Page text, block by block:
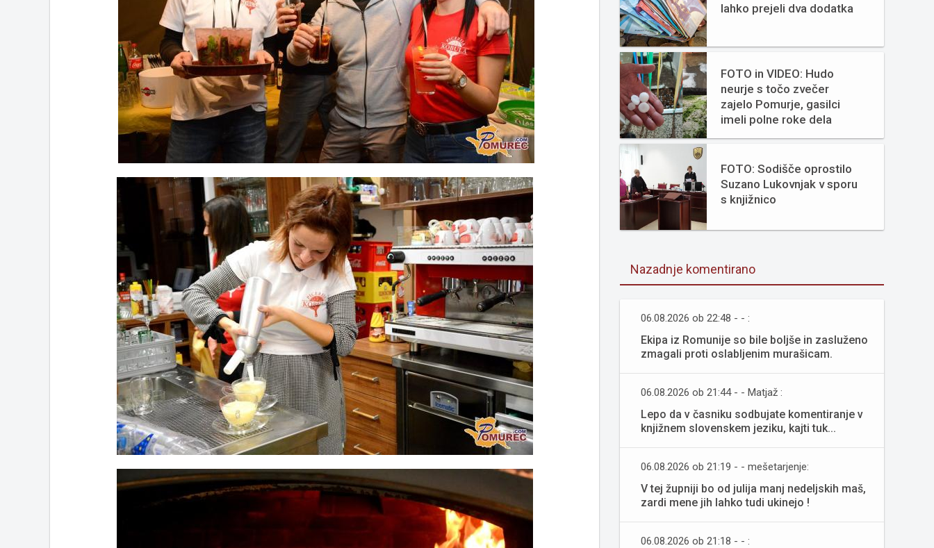
lahko prejeli dva dodatka
FOTO in VIDEO: Hudo
neurje s točo zvečer
zajelo Pomurje, gasilci
imeli polne roke dela
FOTO: Sodišče oprostilo
Suzano Lukovnjak v sporu
s knjižnico
Nazadnje komentirano
06.08.2026 ob 22:48 - - :
Ekipa iz Romunije so bile boljše in zasluženo
zmagali proti oslabljenim murašicam.
06.08.2026 ob 21:44 - - Matjaž :
Lepo da v časniku sodbujate komentiranje v
knjižnem slovenskem jeziku, kajti tuk...
06.08.2026 ob 21:19 - - mešetarjenje:
V tej župniji bo od julija manj nedeljskih maš,
zardi mene jih lahko tudi ukinejo !
06.08.2026 ob 21:18 - - :